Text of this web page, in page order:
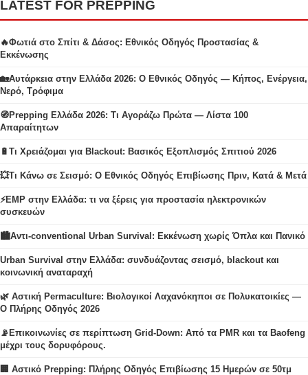
LATEST FOR PREPPING
🔥Φωτιά στο Σπίτι & Δάσος: Εθνικός Οδηγός Προστασίας &
Εκκένωσης
🏡Αυτάρκεια στην Ελλάδα 2026: Ο Εθνικός Οδηγός — Κήπος, Ενέργεια,
Νερό, Τρόφιμα
🧭Prepping Ελλάδα 2026: Τι Αγοράζω Πρώτα — Λίστα 100
Απαραίτητων
🔋Τι Χρειάζομαι για Blackout: Βασικός Εξοπλισμός Σπιτιού 2026
💥Τι Κάνω σε Σεισμό: Ο Εθνικός Οδηγός Επιβίωσης Πριν, Κατά & Μετά
⚡EMP στην Ελλάδα: τι να ξέρεις για προστασία ηλεκτρονικών
συσκευών
🏙️Αντι-conventional Urban Survival: Εκκένωση χωρίς Όπλα και Πανικό
Urban Survival στην Ελλάδα: συνδυάζοντας σεισμό, blackout και
κοινωνική αναταραχή
🌿 Αστική Permaculture: Βιολογικοί Λαχανόκηποι σε Πολυκατοικίες —
Ο Πλήρης Οδηγός 2026
📡Επικοινωνίες σε περίπτωση Grid-Down: Από τα PMR και τα Baofeng
μέχρι τους δορυφόρους.
🏢 Αστικό Prepping: Πλήρης Οδηγός Επιβίωσης 15 Ημερών σε 50τμ